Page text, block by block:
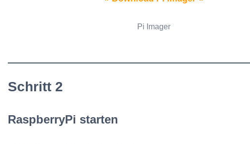
Pi Imager
Schritt 2
RaspberryPi starten